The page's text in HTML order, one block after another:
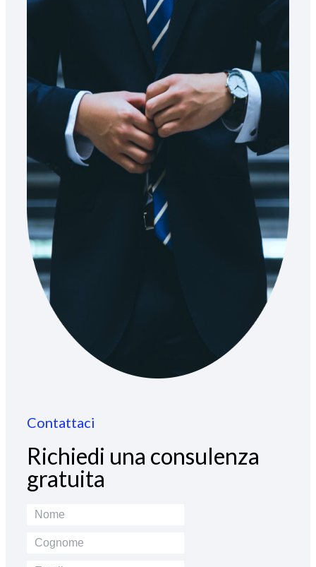
Contattaci
Richiedi una consulenza
gratuita